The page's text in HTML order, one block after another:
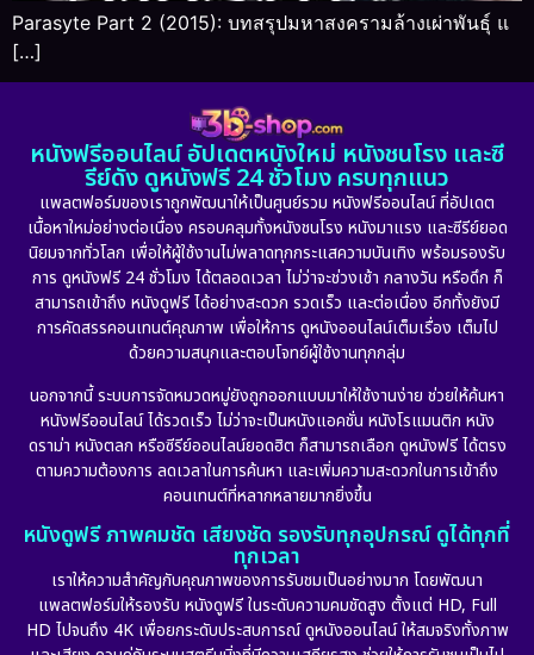
Parasyte Part 2 (2015): บทสรุปมหาสงครามล้างเผ่าพันธุ์ แ
[…]
หนังฟรีออนไลน์ อัปเดตหนังใหม่ หนังชนโรง และซี
รีย์ดัง ดูหนังฟรี 24 ชั่วโมง ครบทุกแนว
แพลตฟอร์มของเราถูกพัฒนาให้เป็นศูนย์รวม หนังฟรีออนไลน์ ที่อัปเดต
เนื้อหาใหม่อย่างต่อเนื่อง ครอบคลุมทั้งหนังชนโรง หนังมาแรง และซีรีย์ยอด
นิยมจากทั่วโลก เพื่อให้ผู้ใช้งานไม่พลาดทุกกระแสความบันเทิง พร้อมรองรับ
การ ดูหนังฟรี 24 ชั่วโมง ได้ตลอดเวลา ไม่ว่าจะช่วงเช้า กลางวัน หรือดึก ก็
สามารถเข้าถึง หนังดูฟรี ได้อย่างสะดวก รวดเร็ว และต่อเนื่อง อีกทั้งยังมี
การคัดสรรคอนเทนต์คุณภาพ เพื่อให้การ ดูหนังออนไลน์เต็มเรื่อง เต็มไป
ด้วยความสนุกและตอบโจทย์ผู้ใช้งานทุกกลุ่ม
นอกจากนี้ ระบบการจัดหมวดหมู่ยังถูกออกแบบมาให้ใช้งานง่าย ช่วยให้ค้นหา
หนังฟรีออนไลน์ ได้รวดเร็ว ไม่ว่าจะเป็นหนังแอคชั่น หนังโรแมนติก หนัง
ดราม่า หนังตลก หรือซีรีย์ออนไลน์ยอดฮิต ก็สามารถเลือก ดูหนังฟรี ได้ตรง
ตามความต้องการ ลดเวลาในการค้นหา และเพิ่มความสะดวกในการเข้าถึง
คอนเทนต์ที่หลากหลายมากยิ่งขึ้น
หนังดูฟรี ภาพคมชัด เสียงชัด รองรับทุกอุปกรณ์ ดูได้ทุกที่
ทุกเวลา
เราให้ความสำคัญกับคุณภาพของการรับชมเป็นอย่างมาก โดยพัฒนา
แพลตฟอร์มให้รองรับ หนังดูฟรี ในระดับความคมชัดสูง ตั้งแต่ HD, Full
HD ไปจนถึง 4K เพื่อยกระดับประสบการณ์ ดูหนังออนไลน์ ให้สมจริงทั้งภาพ